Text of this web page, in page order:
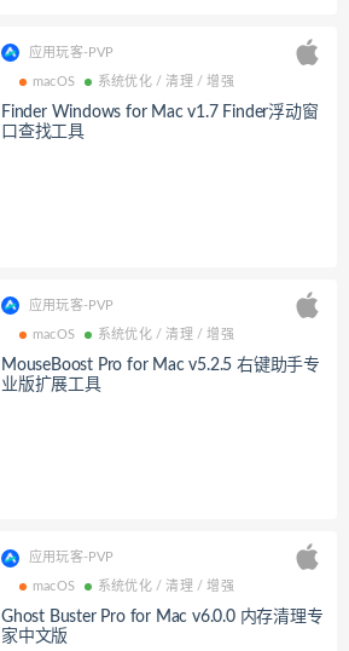
应用玩客-PVP
macOS 系统优化 / 清理 / 增强
Finder Windows for Mac v1.7 Finder浮动窗
口查找工具
应用玩客-PVP
macOS 系统优化 / 清理 / 增强
MouseBoost Pro for Mac v5.2.5 右键助手专
业版扩展工具
应用玩客-PVP
macOS 系统优化 / 清理 / 增强
Ghost Buster Pro for Mac v6.0.0 内存清理专
家中文版